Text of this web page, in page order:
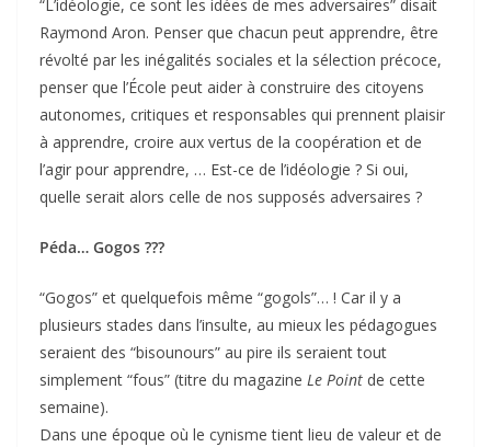
“L’idéologie, ce sont les idées de mes adversaires” disait
Raymond Aron. Penser que chacun peut apprendre, être
révolté par les inégalités sociales et la sélection précoce,
penser que l’École peut aider à construire des citoyens
autonomes, critiques et responsables qui prennent plaisir
à apprendre, croire aux vertus de la coopération et de
l’agir pour apprendre, … Est-ce de l’idéologie ? Si oui,
quelle serait alors celle de nos supposés adversaires ?
Péda… Gogos ???
“Gogos” et quelquefois même “gogols”… ! Car il y a
plusieurs stades dans l’insulte, au mieux les pédagogues
seraient des “bisounours” au pire ils seraient tout
simplement “fous” (titre du magazine Le Point de cette
semaine).
Dans une époque où le cynisme tient lieu de valeur et de